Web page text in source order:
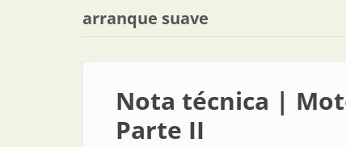
arranque suave
Nota técnica |
Parte II